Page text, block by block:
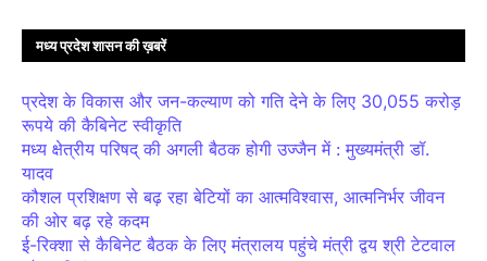
मध्य प्रदेश शासन की ख़बरें
प्रदेश के विकास और जन-कल्याण को गति देने के लिए 30,055 करोड़
रूपये की कैबिनेट स्वीकृति
मध्य क्षेत्रीय परिषद् की अगली बैठक होगी उज्जैन में : मुख्यमंत्री डॉ.
यादव
कौशल प्रशिक्षण से बढ़ रहा बेटियों का आत्मविश्वास, आत्मनिर्भर जीवन
की ओर बढ़ रहे कदम
ई-रिक्शा से कैबिनेट बैठक के लिए मंत्रालय पहुंचे मंत्री द्वय श्री टेटवाल